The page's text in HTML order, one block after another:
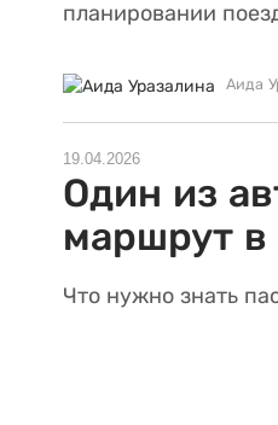
планировании
Аида
19.04.2026
Один из
маршрут в
Что нужно знать